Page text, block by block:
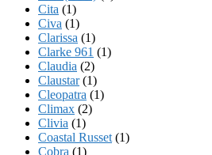
Cita (1)
Civa (1)
Clarissa (1)
Clarke 961 (1)
Claudia (2)
Claustar(1)
Cleopatra (1)
Climax (2)
Clivia (1)
Coastal Russet (1)
Cobra (1)